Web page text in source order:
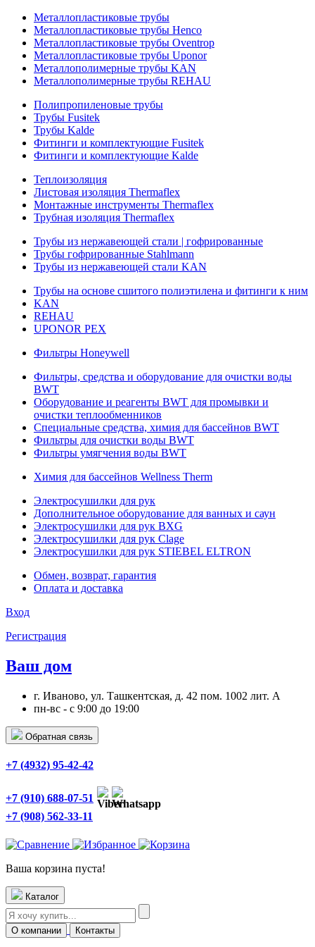
Металлопластиковые трубы
Металлопластиковые трубы Henco
Металлопластиковые трубы Oventrop
Металлопластиковые трубы Uponor
Металлополимерные трубы KAN
Металлополимерные трубы REHAU
Полипропиленовые трубы
Трубы Fusitek
Трубы Kalde
Фитинги и комплектующие Fusitek
Фитинги и комплектующие Kalde
Теплоизоляция
Листовая изоляция Thermaflex
Монтажные инструменты Thermaflex
Трубная изоляция Thermaflex
Трубы из нержавеющей стали | гофрированные
Трубы гофрированные Stahlmann
Трубы из нержавеющей стали KAN
Трубы на основе сшитого полиэтилена и фитинги к ним
KAN
REHAU
UPONOR PEX
Фильтры Honeywell
Фильтры, средства и оборудование для очистки воды
BWT
Оборудование и реагенты BWT для промывки и
очистки теплообменников
Специальные средства, химия для бассейнов BWT
Фильтры для очистки воды BWT
Фильтры умягчения воды BWT
Химия для бассейнов Wellness Therm
Электросушилки для рук
Дополнительное оборудование для ванных и саун
Электросушилки для рук BXG
Электросушилки для рук Clage
Электросушилки для рук STIEBEL ELTRON
Обмен, возврат, гарантия
Оплата и доставка
Вход
Регистрация
Ваш дом
г. Иваново, ул. Ташкентская, д. 42 пом. 1002 лит. А
пн-вс - с 9:00 до 19:00
Обратная связь
+7 (4932) 95-42-42
+7 (910) 688-07-51
+7 (908) 562-33-11
Ваша корзина пуста!
Каталог
О компании Контакты